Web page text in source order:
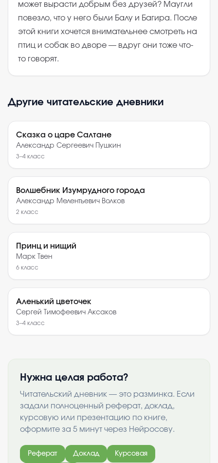
может вырасти добрым без друзей? Маугли
повезло, что у него были Балу и Багира. После
этой книги хочется внимательнее смотреть на
птиц и собак во дворе — вдруг они тоже что-
то говорят.
Другие читательские дневники
Сказка о царе Салтане
Александр Сергеевич Пушкин
3–4 класс
Волшебник Изумрудного города
Александр Мелентьевич Волков
2 класс
Принц и нищий
Марк Твен
6 класс
Аленький цветочек
Сергей Тимофеевич Аксаков
3–4 класс
Нужна целая работа?
Читательский дневник — это разминка. Если
задали полноценный реферат, доклад,
курсовую или презентацию по книге,
оформите за 5 минут через Нейросову.
Реферат Доклад Курсовая